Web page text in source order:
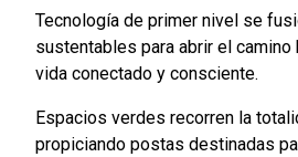
Tecnología de primer nivel se
sustentables para abrir el camino
vida conectado y consciente.
Espacios verdes recorren la
propiciando postas destinadas